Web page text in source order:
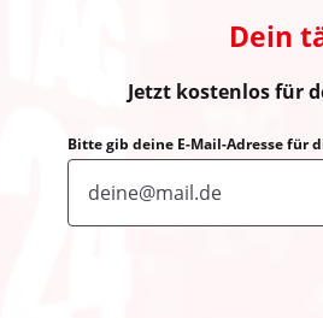
Dein
Jetzt kostenlos für
Bitte gib deine E-Mail-Adresse für